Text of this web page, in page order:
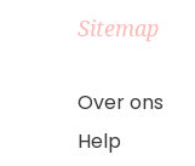
Sitemap
Over ons
Help